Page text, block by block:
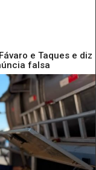
e Taques e diz
falsa